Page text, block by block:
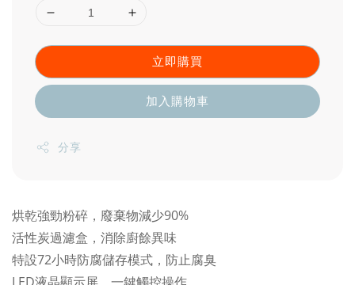
立即購買
加入購物車
分享
烘乾強勁粉碎，廢棄物減少90%
活性炭過濾盒，消除廚餘異味
特設72小時防腐儲存模式，防止腐臭